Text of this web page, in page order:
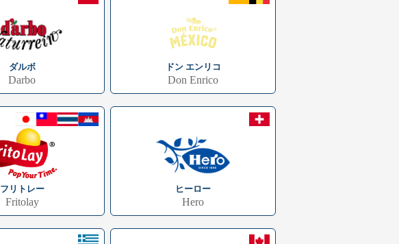
ダルボ
Darbo
ドン エンリコ
Don Enrico
フリトレー
Fritolay
ヒーロー
Hero